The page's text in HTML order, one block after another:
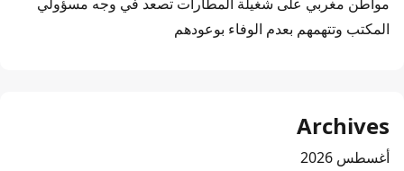
المكتب وتتهمهم بعدم الوفاء بوعودهم
Archives
أغسطس 2026